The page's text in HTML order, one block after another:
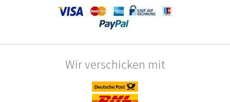
Wir verschicken mit